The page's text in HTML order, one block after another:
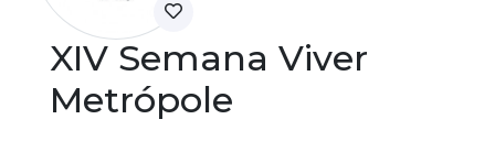
XIV Semana Viver
Metrópole